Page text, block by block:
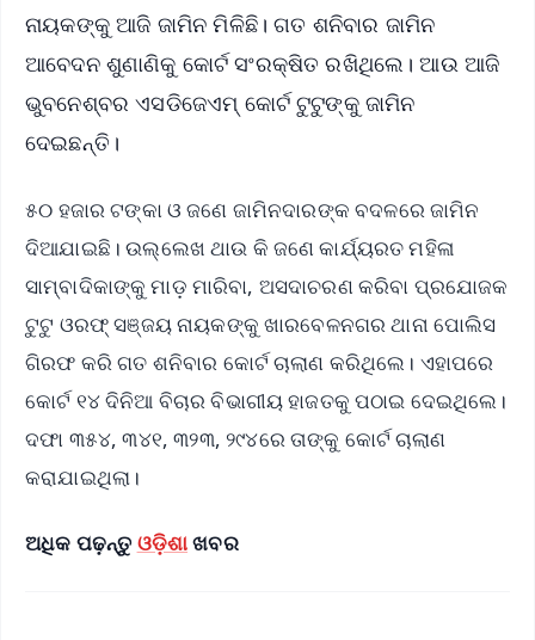
ନାୟକଙ୍କୁ ଆଜି ଜାମିନ ମିଳିଛି। ଗତ ଶନିବାର ଜାମିନ
ଆବେଦନ ଶୁଣାଣିକୁ କୋର୍ଟ ସଂରକ୍ଷିତ ରଖିଥିଲେ। ଆଉ ଆଜି
ଭୁବନେଶ୍ବର ଏସଡିଜେଏମ୍ କୋର୍ଟ ଟୁଟୁଙ୍କୁ ଜାମିନ
ଦେଇଛନ୍ତି।
୫୦ ହଜାର ଟଙ୍କା ଓ ଜଣେ ଜାମିନଦାରଙ୍କ ବଦଳରେ ଜାମିନ
ଦିଆଯାଇଛି। ଉଲ୍ଲେଖ ଥାଉ କି ଜଣେ କାର୍ଯ୍ୟରତ ମହିଳା
ସାମ୍ବାଦିକାଙ୍କୁ ମାଡ଼ ମାରିବା, ଅସଦାଚରଣ କରିବା ପ୍ରଯୋଜକ
ଟୁଟୁ ଓରଫ୍ ସଞ୍ଜୟ ନାୟକଙ୍କୁ ଖାରବେଳନଗର ଥାନା ପୋଲିସ
ଗିରଫ କରି ଗତ ଶନିବାର କୋର୍ଟ ଚାଲାଣ କରିଥିଲେ। ଏହାପରେ
କୋର୍ଟ ୧୪ ଦିନିଆ ବିଚାର ବିଭାଗୀୟ ହାଜତକୁ ପଠାଇ ଦେଇଥିଲେ।
ଦଫା ୩୫୪, ୩୪୧, ୩୨୩, ୨୯୪ରେ ତାଙ୍କୁ କୋର୍ଟ ଚାଲାଣ
କରାଯାଇଥିଲା।
ଅଧିକ ପଢ଼ନ୍ତୁ ଓଡ଼ିଶାଖବର